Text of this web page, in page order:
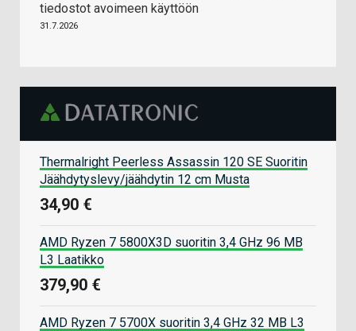
tiedostot avoimeen käyttöön
31.7.2026
Thermalright Peerless Assassin 120 SE Suoritin
Jäähdytyslevy/jäähdytin 12 cm Musta
34,90 €
AMD Ryzen 7 5800X3D suoritin 3,4 GHz 96 MB
L3 Laatikko
379,90 €
AMD Ryzen 7 5700X suoritin 3,4 GHz 32 MB L3